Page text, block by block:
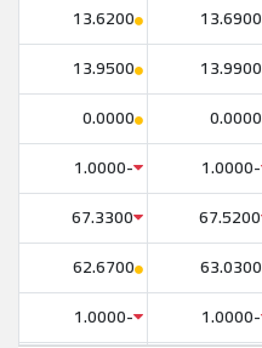
13.6900
13.6200
13.9900
13.9500
0.0000
0.0000
-1.0000
-1.0000
67.5200
67.3300
63.0300
62.6700
-1.0000
-1.0000